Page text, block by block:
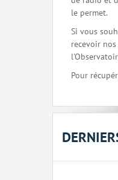
le permet.
Si vous
recevoir
Pour